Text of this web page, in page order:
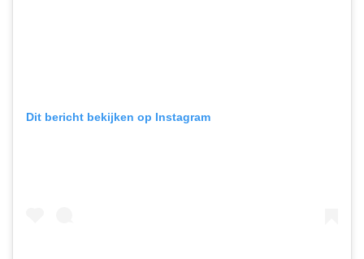
Dit bericht bekijken op Instagram